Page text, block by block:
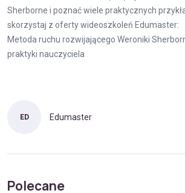
Sherborne i poznać wiele praktycznych
skorzystaj z oferty wideoszkoleń Edumaster:
Metoda ruchu rozwijającego Weroniki
praktyki nauczyciela
ED Edumaster
Polecane